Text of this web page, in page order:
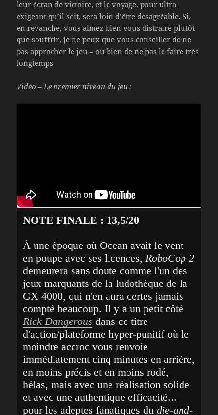
leur écran de victoire, et le voyage, pour ultra-
exigeant qu’il soit, sera loin d’être désagréable. Si,
en revanche, vous aimez bien vous distraire plutôt
que souffrir, je ne peux que vous conseiller de ne
pas approcher le jeu – ou bien de ne pas le faire très
longtemps.
Vidéo – Le premier niveau du jeu :
NOTE FINALE : 13,5/20
À une époque où Ocean avait le vent
en poupe avec ses licences, RoboCop 2
demeurera sans doute comme l'un des
jeux marquants de la ludothèque de la
GX 4000, qui n'en aura certes jamais
Rick Dangerous dans ce titre
d'action/plateforme hyper-punitif où le
moindre accroc vous renvoie
immédiatement cinq minutes en arrière,
en moins précis et en moins rodé,
hélas, mais avec une réalisation solide
et avec une authentique efficacité...
pour les adeptes fanatiques du die-and-